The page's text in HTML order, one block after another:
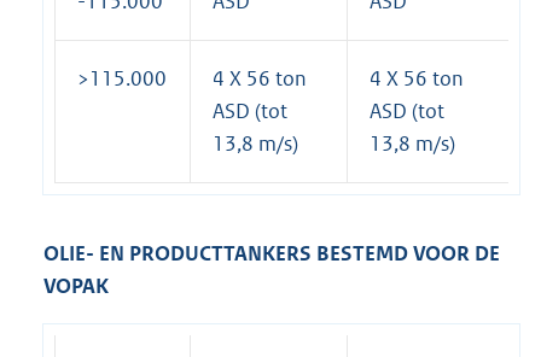
>115.000
4 X 56 ton
ASD (tot
13,8 m/s)
4 X 56 ton
ASD (tot
13,8 m/s)
OLIE- EN PRODUCTTANKERS BESTEMD VOOR DE
VOPAK